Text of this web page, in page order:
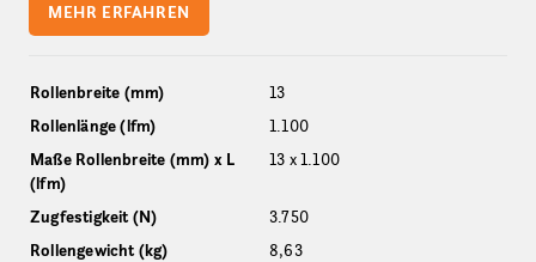
MEHR ERFAHREN
Rollenbreite (mm)
13
Rollenlänge (lfm)
1.100
Maße Rollenbreite (mm) x L
(lfm)
13 x 1.100
Zugfestigkeit (N)
3.750
Rollengewicht (kg)
8,63